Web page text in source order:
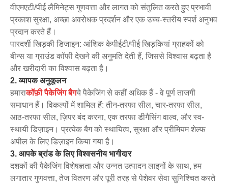
वीएमएटी/पीई लैमिनेट्स गुणवत्ता और लागत को संतुलित करते हुए प्रभावी
प्रकाश सुरक्षा, अच्छा अवरोधक प्रदर्शन और एक उच्च-स्तरीय स्पर्श अनुभव
प्रदान करते हैं।
पारदर्शी खिड़की डिजाइन: आंशिक केपीईटी/पीई खिड़कियां ग्राहकों को
बीन्स या ग्राउंड कॉफी देखने की अनुमति देती हैं, जिससे विश्वास बढ़ता है
और खरीदारी का विश्वास बढ़ता है।
2. व्यापक अनुकूलन
हमाराकॉफ़ी पैकेजिंग बैगये पैकेजिंग से कहीं अधिक हैं - वे पूर्ण ताजगी
समाधान हैं। विकल्पों में शामिल हैं: तीन-तरफा सील, चार-तरफा सील,
आठ-तरफा सील, ज़िपर बंद करना, एक तरफा डीगैसिंग वाल्व, और स्व-
स्थायी डिज़ाइन। प्रत्येक बैग को स्थायित्व, सुरक्षा और प्रीमियम शेल्फ
अपील के लिए डिज़ाइन किया गया है।
3. आपके ब्रांड के लिए विश्वसनीय भागीदार
दशकों की पैकेजिंग विशेषज्ञता और उन्नत उत्पादन लाइनों के साथ, हम
लगातार गुणवत्ता, तेज वितरण और पूरी तरह से पेशेवर सेवा सुनिश्चित करते